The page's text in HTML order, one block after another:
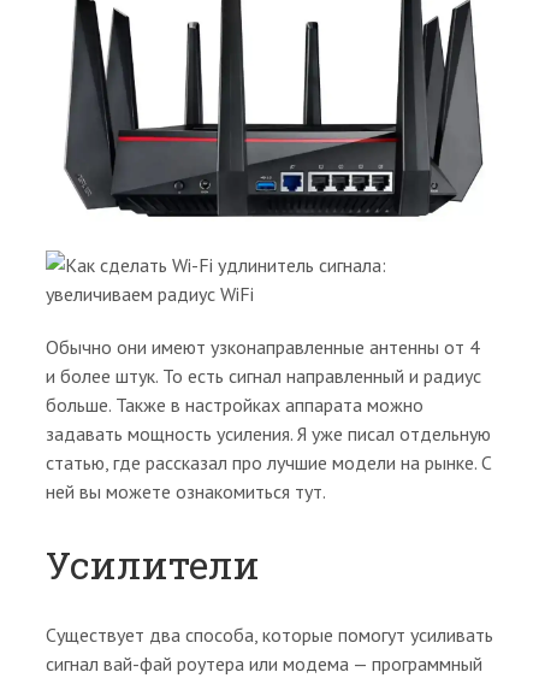
Обычно они имеют узконаправленные антенны от 4
и более штук. То есть сигнал направленный и радиус
больше. Также в настройках аппарата можно
задавать мощность усиления. Я уже писал отдельную
статью, где рассказал про лучшие модели на рынке. С
ней вы можете ознакомиться тут.
Усилители
Существует два способа, которые помогут усиливать
сигнал вай-фай роутера или модема — программный